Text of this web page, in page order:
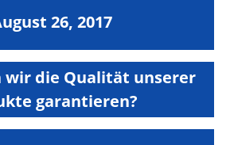
26, 2017
wir die Qualität unserer
garantieren?